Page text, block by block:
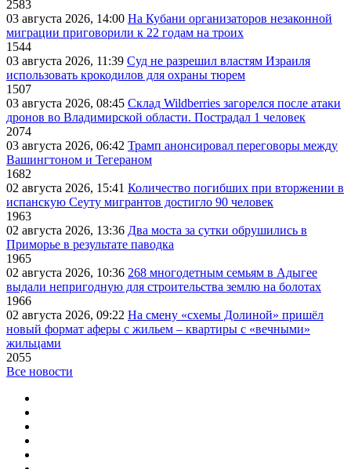
2583
03 августа 2026, 14:00 На Кубани организаторов незаконной
миграции приговорили к 22 годам на троих
1544
03 августа 2026, 11:39 Суд не разрешил властям Израиля
использовать крокодилов для охраны тюрем
1507
03 августа 2026, 08:45 Склад Wildberries загорелся после атаки
дронов во Владимирской области. Пострадал 1 человек
2074
03 августа 2026, 06:42 Трамп анонсировал переговоры между
Вашингтоном и Тегераном
1682
02 августа 2026, 15:41 Количество погибших при вторжении в
испанскую Сеуту мигрантов достигло 90 человек
1963
02 августа 2026, 13:36 Два моста за сутки обрушились в
Приморье в результате паводка
1965
02 августа 2026, 10:36 268 многодетным семьям в Адыгее
выдали непригодную для строительства землю на болотах
1966
02 августа 2026, 09:22 На смену «схемы Долиной» пришёл
новый формат аферы с жильем – квартиры с «вечными»
жильцами
2055
Все новости